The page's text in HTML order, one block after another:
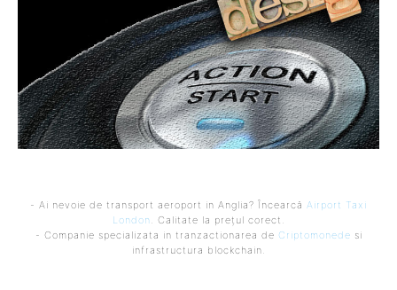
- Ai nevoie de transport aeroport in Anglia? Încearcă Airport Taxi
London . Calitate la prețul corect.
- Companie specializata in tranzactionarea de Criptomonede si
infrastructura blockchain.